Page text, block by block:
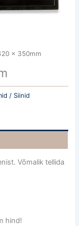
x 350mm
/ Siinid
Võmalik tellida
hind!